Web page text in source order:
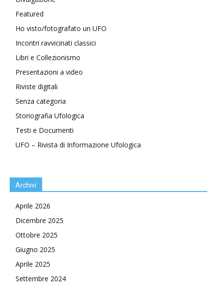
Featured
Ho visto/fotografato un UFO
Incontri ravvicinati classici
Libri e Collezionismo
Presentazioni a video
Riviste digitali
Senza categoria
Storiografia Ufologica
Testi e Documenti
UFO – Rivista di Informazione Ufologica
Archivi
Aprile 2026
Dicembre 2025
Ottobre 2025
Giugno 2025
Aprile 2025
Settembre 2024